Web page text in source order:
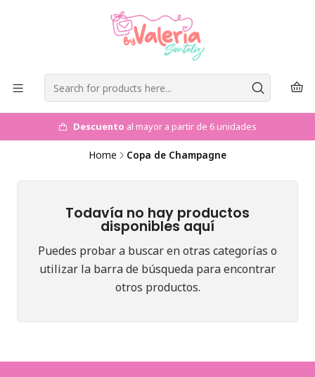
Descuento al mayor a partir de 6 unidades
Home Copa de Champagne
Todavía no hay productos
disponibles aquí
Puedes probar a buscar en otras categorías o
utilizar la barra de búsqueda para encontrar
otros productos.